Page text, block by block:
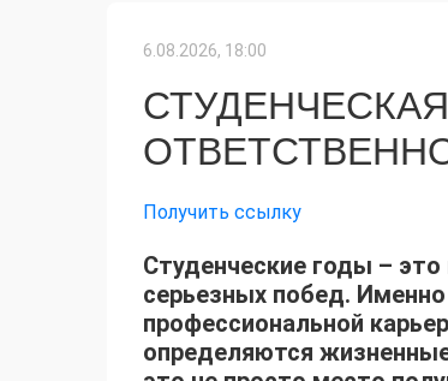
6.08.2026, 18:00
Получить ссылку
Студенческие годы –
серьезных побед.
профессиональной
определяются